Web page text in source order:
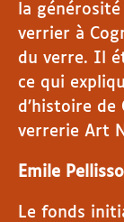
la
verrier à
du verre. Il
ce qui
d’histoire de
verrerie Art
Emile
Le fonds